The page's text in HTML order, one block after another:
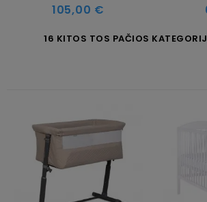
Kaina
105,00 €
16 KITOS TOS PAČIOS